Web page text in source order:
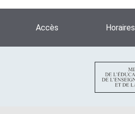
Accès Horaires